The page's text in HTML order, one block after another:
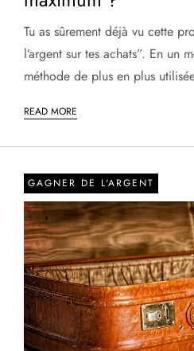
Tu as sûrement déjà vu cette
l’argent sur tes achats”. En un
méthode de plus en plus
READ MORE
GAGNER DE L'ARGENT